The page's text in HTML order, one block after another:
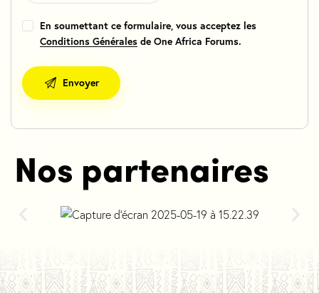
En soumettant ce formulaire, vous acceptez les
Conditions Générales de One Africa Forums.
Nos partenaires